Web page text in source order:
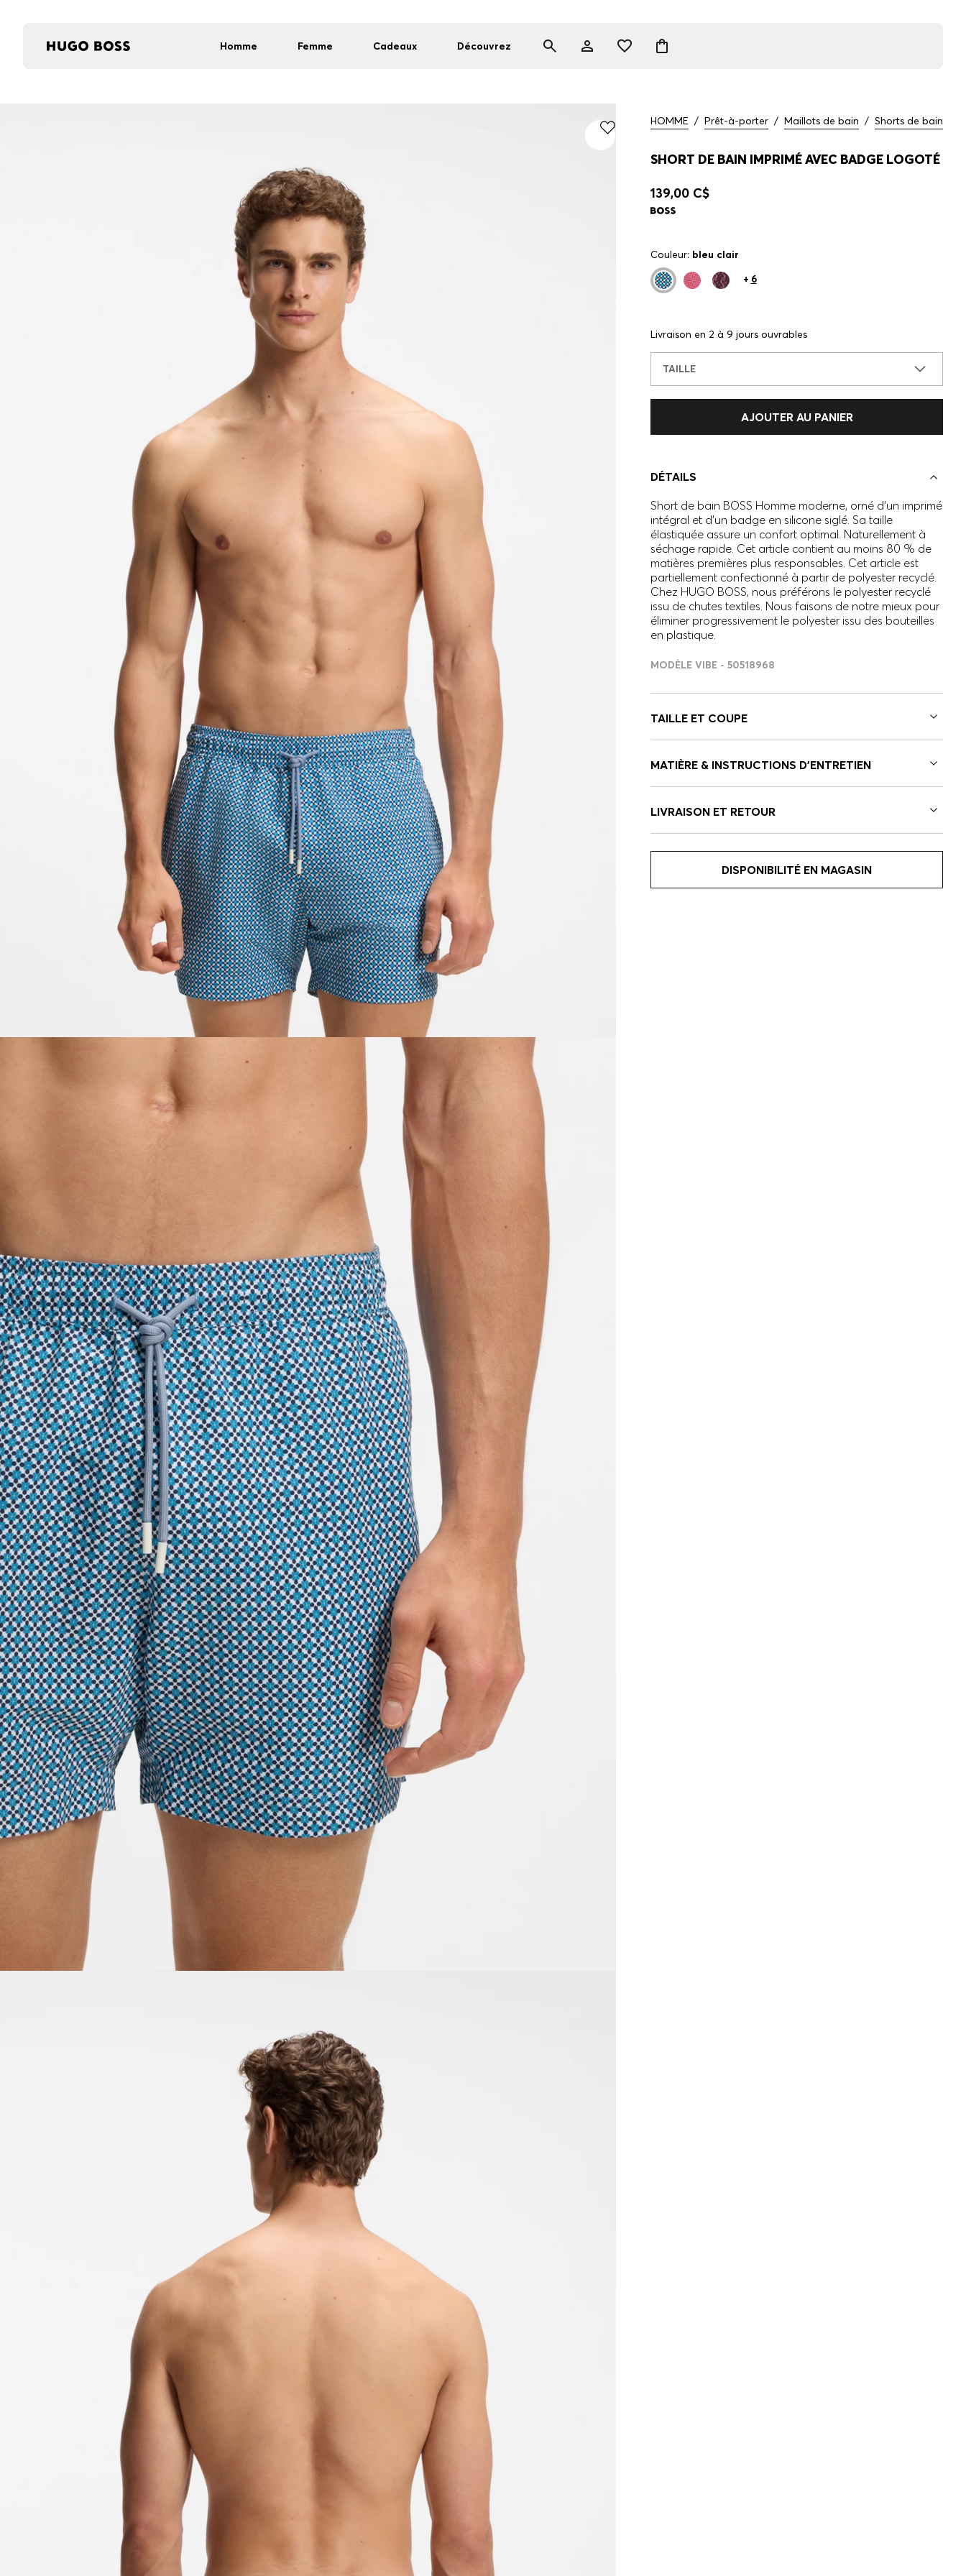
Homme Femme Cadeaux Découvrez
HOMME / Prêt-à-porter / Maillots de bain / Shorts de bain
SHORT DE BAIN IMPRIMÉ AVEC BADGE LOGOTÉ
139,00 C$
Couleur: bleu clair
+ 6
Livraison en 2 à 9 jours ouvrables
TAILLE
AJOUTER AU PANIER
DÉTAILS
Short de bain BOSS Homme moderne, orné d’un imprimé
intégral et d’un badge en silicone siglé. Sa taille
élastiquée assure un confort optimal. Naturellement à
séchage rapide. Cet article contient au moins 80 % de
matières premières plus responsables. Cet article est
partiellement confectionné à partir de polyester recyclé.
Chez HUGO BOSS, nous préférons le polyester recyclé
issu de chutes textiles. Nous faisons de notre mieux pour
éliminer progressivement le polyester issu des bouteilles
en plastique.
MODÈLE VIBE - 50518968
TAILLE ET COUPE
MATIÈRE & INSTRUCTIONS D’ENTRETIEN
LIVRAISON ET RETOUR
DISPONIBILITÉ EN MAGASIN